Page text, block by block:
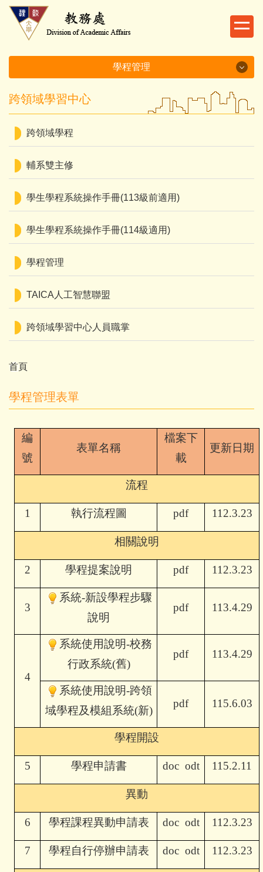
跳
容
區
學程管理
學程管理
學程管理表單
學程法規
跨領域學習中心
跨領域學程
輔系雙主修
學生學程系統操作手冊(113級前適用)
學生學程系統操作手冊(114級適用)
學程管理
TAICA人工智慧聯盟
跨領域學習中心人員職掌
首頁
學程管理表單
編
號
表單名稱
檔案下
載
更新日期
流程
1 執行流程圖 pdf 112.3.23
相關說明
2 學程提案說明 pdf 112.3.23
3
系統-新設學程步驟
說明
pdf 113.4.29
4
系統使用說明-校務
行政系統(舊)
pdf 113.4.29
系統使用說明-跨領
域學程及模組系統(新)
pdf 115.6.03
學程開設
5 學程申請書 doc odt 115.2.11
異動
6 學程課程異動申請表 doc odt 112.3.23
7 學程自行停辦申請表 doc odt 112.3.23